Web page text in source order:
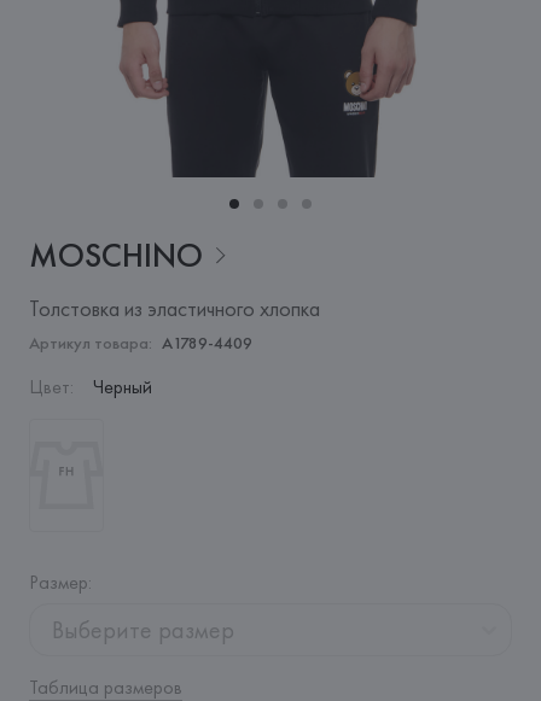
MOSCHINO
Толстовка из эластичного хлопка
Артикул товара: A1789-4409
Цвет: Черный
Размер:
Выберите размер
Таблица размеров